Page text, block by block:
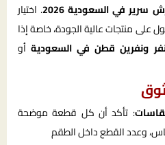
سرير في السعودية 2026
. اختيار
على منتجات عالية الجودة، خاصة إذا
ونفرين قطن في السعوديةأو
: تأكد أن كل قطعة موضحة
وعدد القطع داخل الطقم